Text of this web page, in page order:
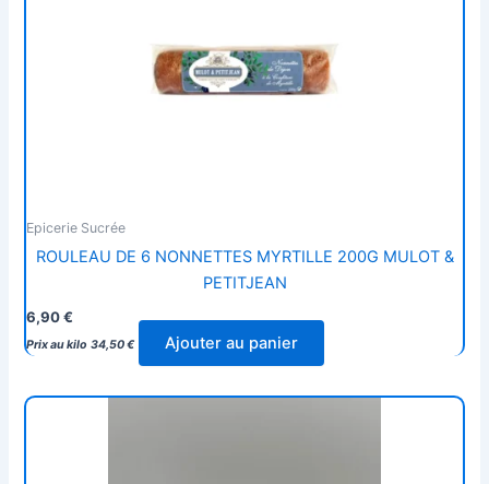
Epicerie Sucrée
ROULEAU DE 6 NONNETTES MYRTILLE 200G MULOT &
PETITJEAN
6,90€
Prix au kilo 34,50€ Ajouter au panier